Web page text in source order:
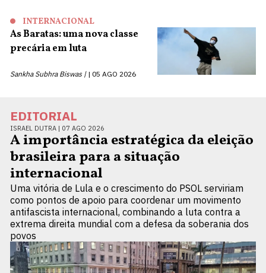
INTERNACIONAL
As Baratas: uma nova classe
precária em luta
Sankha Subhra Biswas | 05 AGO 2026
EDITORIAL
ISRAEL DUTRA | 07 AGO 2026
A importância estratégica da eleição
brasileira para a situação
internacional
Uma vitória de Lula e o crescimento do PSOL serviriam
como pontos de apoio para coordenar um movimento
antifascista internacional, combinando a luta contra a
extrema direita mundial com a defesa da soberania dos
povos